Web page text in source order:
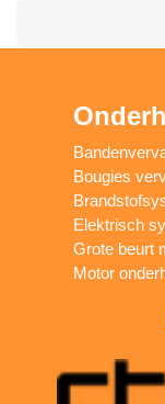
Bougies
Elektrisch
Grote beurt
Motor